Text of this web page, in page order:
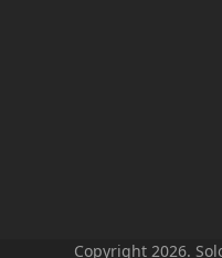
Copyright 2026.